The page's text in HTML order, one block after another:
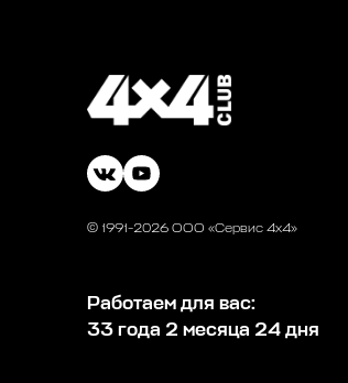
© 1991-2026 ООО «Сервис 4х4»
Работаем для вас:
33 года 2 месяца 24 дня